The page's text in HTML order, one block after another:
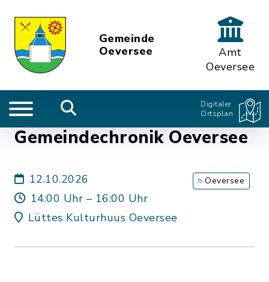
Gemeinde
Oeversee
Amt
Oeversee
Digitaler
Ortsplan
Gemeindechronik Oeversee
12.10.2026
14:00 Uhr – 16:00 Uhr
Lüttes Kulturhuus Oeversee
Oeversee